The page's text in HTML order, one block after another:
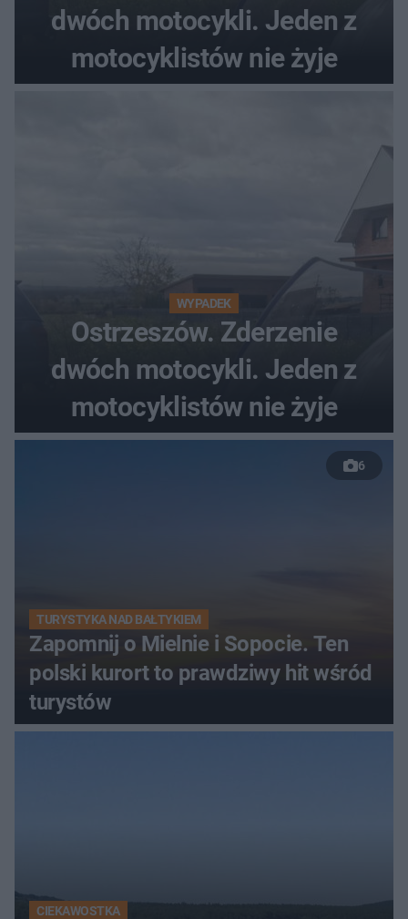
dwóch motocykli. Jeden z
motocyklistów nie żyje
WYPADEK
Ostrzeszów. Zderzenie
dwóch motocykli. Jeden z
motocyklistów nie żyje
6
TURYSTYKA NAD BAŁTYKIEM
Zapomnij o Mielnie i Sopocie. Ten
polski kurort to prawdziwy hit wśród
turystów
CIEKAWOSTKA